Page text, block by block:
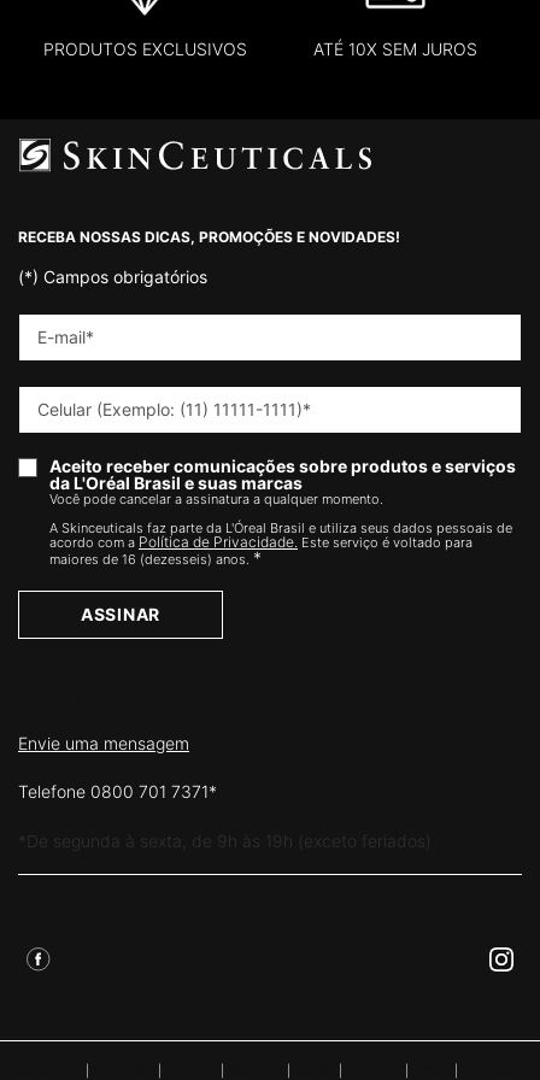
PRODUTOS EXCLUSIVOS ATÉ 10X SEM JUROS
RECEBA NOSSAS DICAS, PROMOÇÕES E NOVIDADES!
(*) Campos obrigatórios
E-mail*
Celular (Exemplo: (11) 11111-1111)*
Aceito receber comunicações sobre produtos e serviços
da L'Oréal Brasil e suas marcas
Você pode cancelar a assinatura a qualquer momento.​
A Skinceuticals faz parte da L'Óreal Brasil e utiliza seus dados pessoais de
acordo com a Política de Privacidade. Este serviço é voltado para
maiores de 16 (dezesseis) anos. *
ASSINAR
Envie uma mensagem
Telefone 0800 701 7371*
*De segunda à sexta, de 9h às 19h (exceto feriados)